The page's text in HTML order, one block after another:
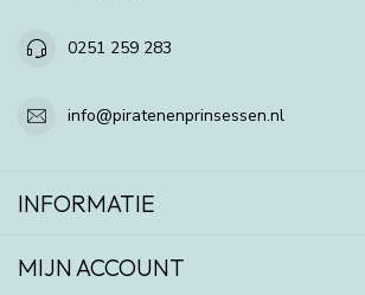
0251 259 283
info@piratenenprinsessen.nl
INFORMATIE
MIJN ACCOUNT